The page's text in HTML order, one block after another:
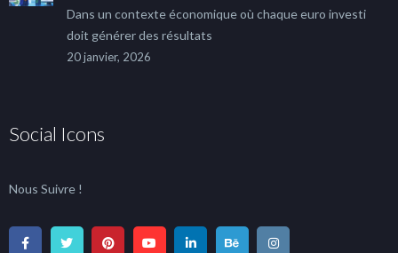
Dans un contexte économique où chaque euro investi
doit générer des résultats
20 janvier, 2026
Social Icons
Nous Suivre !